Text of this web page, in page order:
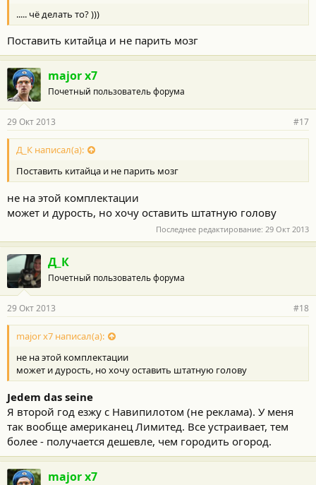
..... чё делать то? )))
Поставить китайца и не парить мозг
major x7
Почетный пользователь форума
29 Окт 2013 #17
Д_К написал(а):
Поставить китайца и не парить мозг
не на этой комплектации
может и дурость, но хочу оставить штатную голову
Последнее редактирование: 29 Окт 2013
Д_К
Почетный пользователь форума
29 Окт 2013 #18
major x7 написал(а):
не на этой комплектации
может и дурость, но хочу оставить штатную голову
Jedem das seine
Я второй год езжу с Навипилотом (не реклама). У меня
так вообще американец Лимитед. Все устраивает, тем
более - получается дешевле, чем городить огород.
major x7